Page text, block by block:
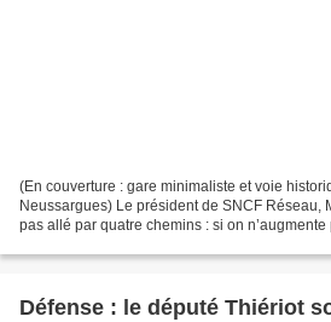
(En couverture : gare minimaliste et voie
Neussargues) Le président de SNCF Réseau,
pas allé par quatre chemins : si on
Défense : le député Thiériot